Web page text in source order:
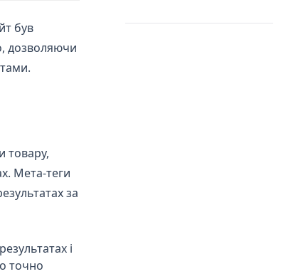
був
дозволяючи
товару,
Мета-теги
за
і
точно